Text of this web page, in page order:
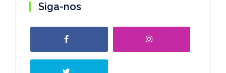
Siga-nos